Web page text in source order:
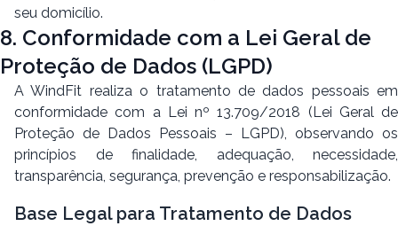
seu domicílio.
8. Conformidade com a Lei Geral de
Proteção de Dados (LGPD)
A WindFit realiza o tratamento de dados pessoais em
conformidade com a Lei nº 13.709/2018 (Lei Geral de
Proteção de Dados Pessoais – LGPD), observando os
princípios de finalidade, adequação, necessidade,
transparência, segurança, prevenção e responsabilização.
Base Legal para Tratamento de Dados